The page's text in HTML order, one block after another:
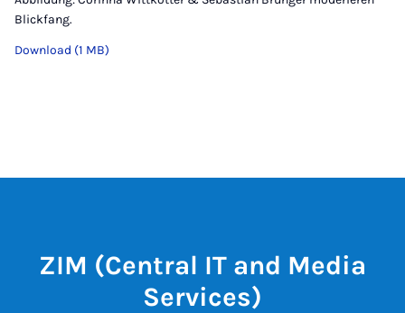
Blickfang.
Download (1 MB)
ZIM (Central IT and Media
Services)